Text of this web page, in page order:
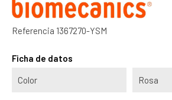
Referencia 1367270-YSM
Ficha de datos
Color Rosa